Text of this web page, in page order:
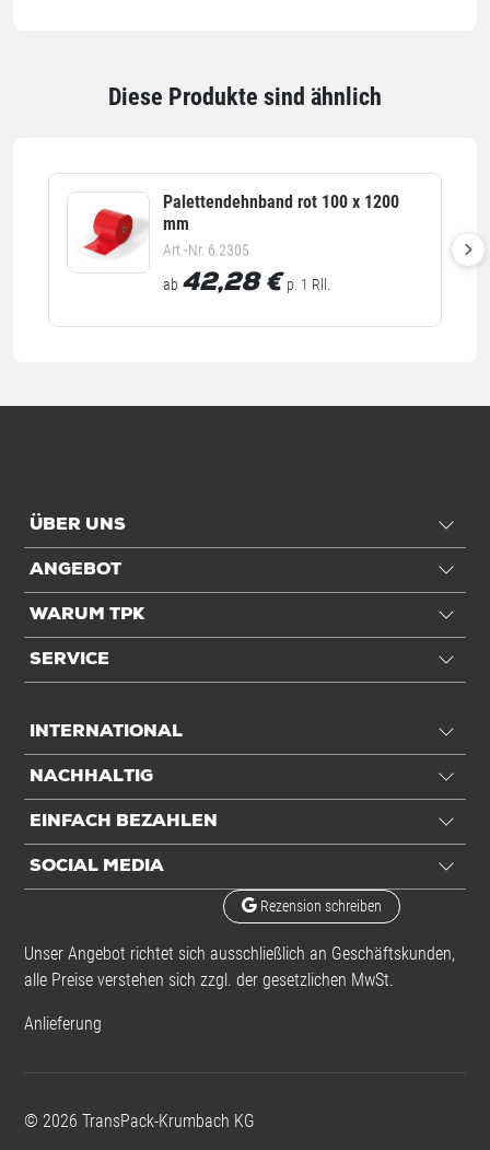
Einheiten
Palette: 1.600 Rolle / 528 kg
Diese Produkte sind ähnlich
Palettendehnband rot 100 x 1200
mm
Art.-Nr. 6.2305
ab 42,28 € p. 1 Rll.
ÜBER UNS
ANGEBOT
WARUM TPK
SERVICE
INTERNATIONAL
NACHHALTIG
EINFACH BEZAHLEN
SOCIAL MEDIA
Rezension schreiben
Unser Angebot richtet sich ausschließlich an Geschäftskunden,
alle Preise verstehen sich zzgl. der gesetzlichen MwSt.
Anlieferung
© 2026 TransPack-Krumbach KG